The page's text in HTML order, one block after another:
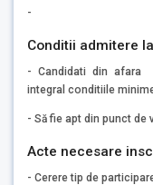
-
Conditii admitere
- Candidati din afara
integral conditiile
- Să fie apt din punct
Acte necesare
- Cerere tip de